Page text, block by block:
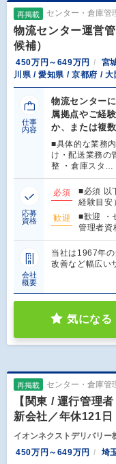
再掲載 センター・倉庫管
物流センター運営
候補）
450万円～649万円
宮
川県 / 愛知県 / 京都府 /
仕事
内容
物流センター
属拠点やご経
か、または複
■具体的な業務
け・配送業務の
整 ・倉庫スタ…
応募
資格
必須
■必須 以
経験目安
歓迎
■歓迎 ・
管理者資
会社
概要
当社は1967年
改善など幅広い
気になる
再掲載 センター・倉庫管
【関東 / 運行管理
新会社／年休121日
イオンネクストデリバリー
450万円～649万円
埼